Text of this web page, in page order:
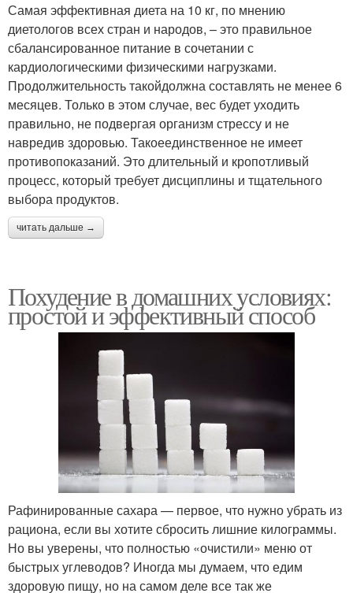
Самая эффективная диета на 10 кг, по мнению
диетологов всех стран и народов, – это правильное
сбалансированное питание в сочетании с
кардиологическими физическими нагрузками.
Продолжительность такойдолжна составлять не менее 6
месяцев. Только в этом случае, вес будет уходить
правильно, не подвергая организм стрессу и не
навредив здоровью. Такоеединственное не имеет
противопоказаний. Это длительный и кропотливый
процесс, который требует дисциплины и тщательного
выбора продуктов.
читать дальше →
Похудение в домашних условиях:
простой и эффективный способ
Рафинированные сахара — первое, что нужно убрать из
рациона, если вы хотите сбросить лишние килограммы.
Но вы уверены, что полностью «очистили» меню от
быстрых углеводов? Иногда мы думаем, что едим
здоровую пищу, но на самом деле все так же